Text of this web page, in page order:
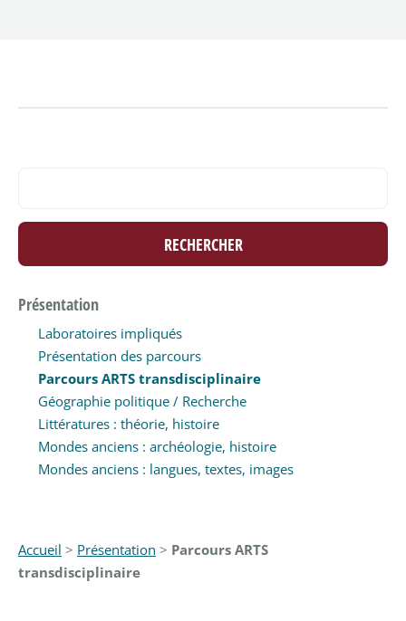
Présentation
Laboratoires impliqués
Présentation des parcours
Parcours ARTS transdisciplinaire
Géographie politique / Recherche
Littératures : théorie, histoire
Mondes anciens : archéologie, histoire
Mondes anciens : langues, textes, images
Accueil > Présentation > Parcours ARTS
transdisciplinaire